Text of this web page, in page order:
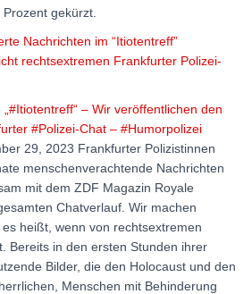
gekürzt.
Nachrichten im “Itiotentreff”
rechtsextremen Frankfurter Polizei-
– Wir veröffentlichen den
#Polizei-Chat – #Humorpolizei
29, 2023 Frankfurter Polizistinnen
menschenverachtende Nachrichten
mit dem ZDF Magazin Royale
Chatverlauf. Wir machen
heißt, wenn von rechtsextremen
Bereits in den ersten Stunden ihrer
Bilder, die den Holocaust und den
Menschen mit Behinderung